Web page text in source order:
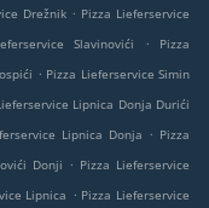
Drežnik . Pizza Lieferservice
Slavinovići .
Pizza
. Pizza Lieferservice Simin
Lipnica Donja Durići
Lipnica Donja . Pizza
Donji . Pizza Lieferservice
Lipnica . Pizza Lieferservice